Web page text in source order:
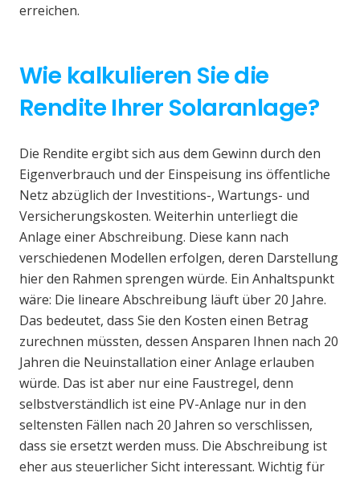
erreichen.
Wie kalkulieren Sie die
Rendite Ihrer Solaranlage?
Die Rendite ergibt sich aus dem Gewinn durch den
Eigenverbrauch und der Einspeisung ins öffentliche
Netz abzüglich der Investitions-, Wartungs- und
Versicherungskosten. Weiterhin unterliegt die
Anlage einer Abschreibung. Diese kann nach
verschiedenen Modellen erfolgen, deren Darstellung
hier den Rahmen sprengen würde. Ein Anhaltspunkt
wäre: Die lineare Abschreibung läuft über 20 Jahre.
Das bedeutet, dass Sie den Kosten einen Betrag
zurechnen müssten, dessen Ansparen Ihnen nach 20
Jahren die Neuinstallation einer Anlage erlauben
würde. Das ist aber nur eine Faustregel, denn
selbstverständlich ist eine PV-Anlage nur in den
seltensten Fällen nach 20 Jahren so verschlissen,
dass sie ersetzt werden muss. Die Abschreibung ist
eher aus steuerlicher Sicht interessant. Wichtig für